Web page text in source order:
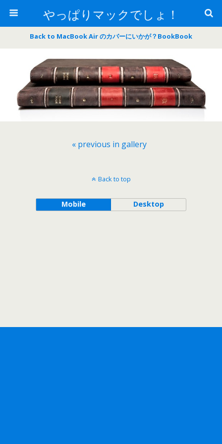
やっぱりマックでしょ！
Back to MacBook Air のカバーにいかが？BookBook
« previous in gallery
Back to top
Mobile Desktop